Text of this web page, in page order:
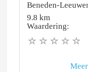
Beneden-
9.8 km
Waardering: